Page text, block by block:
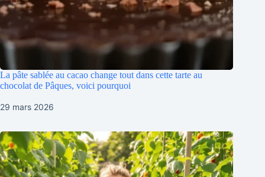
La pâte sablée au cacao change tout dans cette tarte au
chocolat de Pâques, voici pourquoi
29 mars 2026